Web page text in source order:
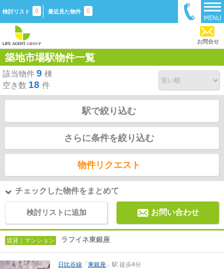
検討リスト 0 最近見た物件 0
お問合せ
築地市場駅物件一覧
該当物件 9 棟
空き数 18 件
駅で絞り込む
さらに条件を絞り込む
物件リクエスト
チェックした物件をまとめて
検討リストに追加 お問い合わせ
賃貸｜マンション ラフイネ東銀座
日比谷線 「 東銀座 」駅 徒歩4分